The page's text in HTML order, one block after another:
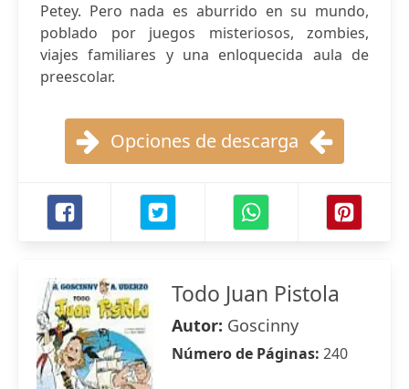
Petey. Pero nada es aburrido en su mundo,
poblado por juegos misteriosos, zombies,
viajes familiares y una enloquecida aula de
preescolar.
Opciones de descarga
Todo Juan Pistola
Autor: Goscinny
Número de Páginas: 240